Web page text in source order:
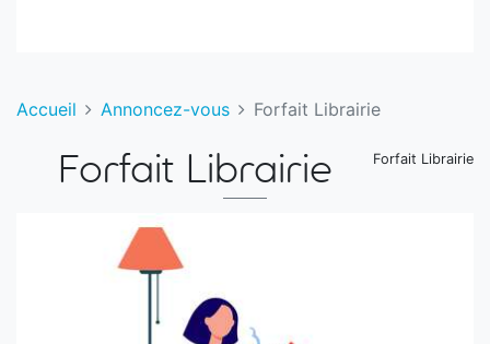
Accueil Annoncez-vous Forfait Librairie
Forfait Librairie
Forfait Librairie